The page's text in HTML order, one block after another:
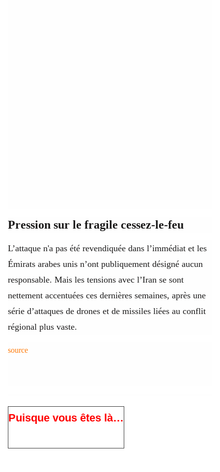
Pression sur le fragile cessez-le-feu
L’attaque n'a pas été revendiquée dans l’immédiat et les
Émirats arabes unis n’ont publiquement désigné aucun
responsable. Mais les tensions avec l’Iran se sont
nettement accentuées ces dernières semaines, après une
série d’attaques de drones et de missiles liées au conflit
régional plus vaste.
source
Puisque vous êtes là…